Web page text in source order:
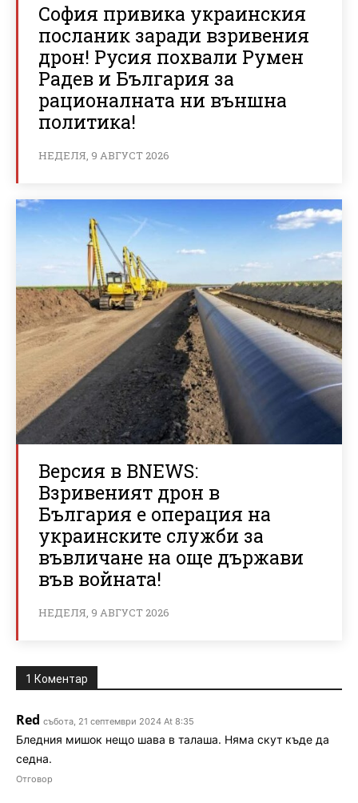
София привика украинския
посланик заради взривения
дрон! Русия похвали Румен
Радев и България за
рационалната ни външна
политика!
НЕДЕЛЯ, 9 АВГУСТ 2026
Версия в BNEWS:
Взривеният дрон в
България е операция на
украинските служби за
въвличане на още държави
във войната!
НЕДЕЛЯ, 9 АВГУСТ 2026
1 Коментар
Red събота, 21 септември 2024 At 8:35
Бледния мишок нещо шава в талаша. Няма скут къде да
седна.
Отговор